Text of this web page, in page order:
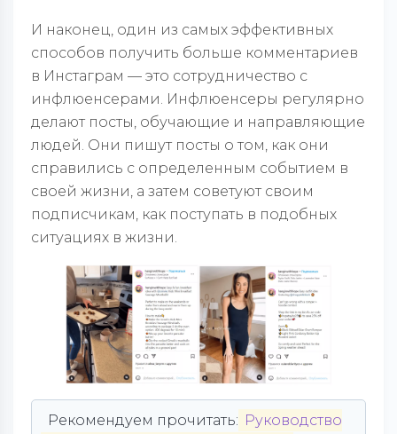
И наконец, один из самых эффективных
способов получить больше комментариев
в Инстаграм — это сотрудничество с
инфлюенсерами. Инфлюенсеры регулярно
делают посты, обучающие и направляющие
людей. Они пишут посты о том, как они
справились с определенным событием в
своей жизни, а затем советуют своим
подписчикам, как поступать в подобных
ситуациях в жизни.
Рекомендуем прочитать: Руководство